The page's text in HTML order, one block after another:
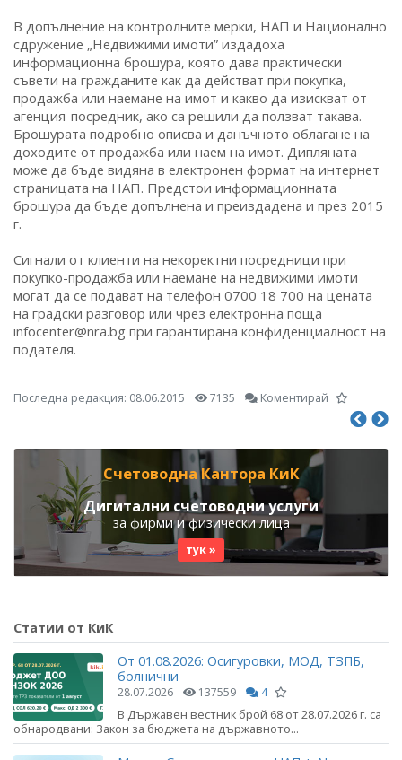
В допълнение на контролните мерки, НАП и Национално
сдружение „Недвижими имоти” издадоха
информационна брошура, която дава практически
съвети на гражданите как да действат при покупка,
продажба или наемане на имот и какво да изискват от
агенция-посредник, ако са решили да ползват такава.
Брошурата подробно описва и данъчното облагане на
доходите от продажба или наем на имот. Дипляната
може да бъде видяна в електронен формат на интернет
страницата на НАП. Предстои информационната
брошура да бъде допълнена и преиздадена и през 2015
г.
Сигнали от клиенти на некоректни посредници при
покупко-продажба или наемане на недвижими имоти
могат да се подават на телефон 0700 18 700 на цената
на градски разговор или чрез електронна поща
infocenter@nra.bg при гарантирана конфиденциалност на
подателя.
Последна редакция: 08.06.2015 7135 Коментирай
Счетоводна Кантора КиК
Дигитални счетоводни услуги
за фирми и физически лица
тук »
Статии от КиК
От 01.08.2026: Осигуровки, МОД, ТЗПБ,
болнични
28.07.2026 137559 4
В Държавен вестник брой 68 от 28.07.2026 г. са
обнародвани: Закон за бюджета на държавното...